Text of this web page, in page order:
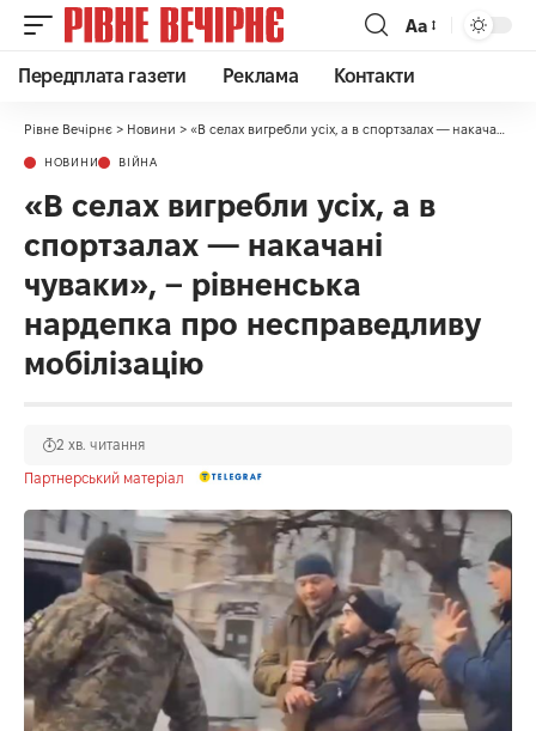
Аа
Передплата газети Реклама Контакти
Рівне Вечірнє > Новини > «В селах вигребли усіх, а в спортзалах — накачані чуваки», – рівненська нардепка про несправедливу мобілізацію
НОВИНИ ВІЙНА
«В селах вигребли усіх, а в
спортзалах — накачані
чуваки», – рівненська
нардепка про несправедливу
мобілізацію
Партнерський матеріал
2 хв. читання